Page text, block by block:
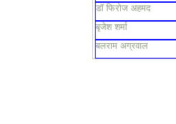
डॉ फिरोज अहमद
बृजेश शर्मा
बलराम अग्रवाल